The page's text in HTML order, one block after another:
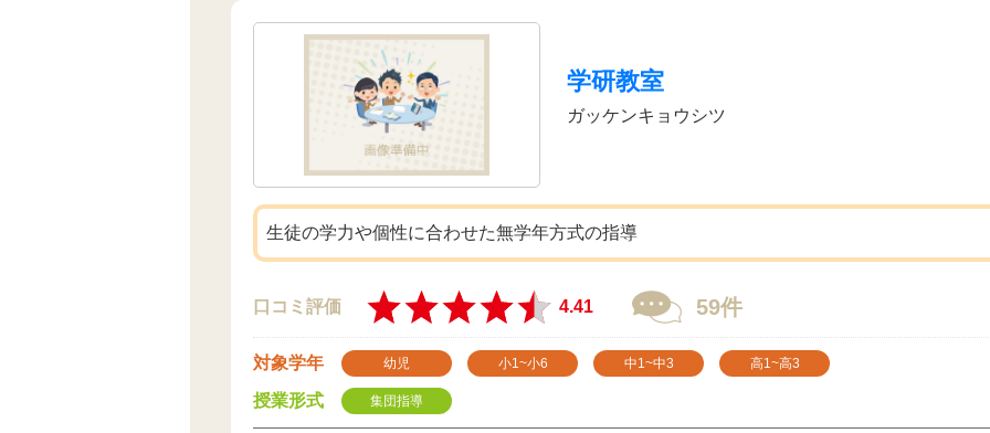
学研教室
ガッケンキョウシツ
生徒の学力や個性に合わせた無学年方式の指導
口コミ評価 4.41 59件
対象学年 幼児 小1~小6 中1~中3 高1~高3
授業形式 集団指導